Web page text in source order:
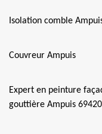
Isolation comble
Couvreur Ampuis
Expert en peinture
gouttière Ampuis 69420